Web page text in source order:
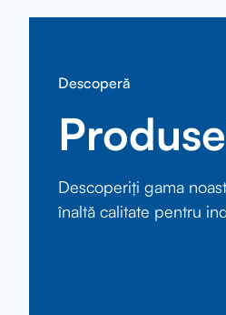
Descoperă
Descoperiți gama
înaltă calitate pentru